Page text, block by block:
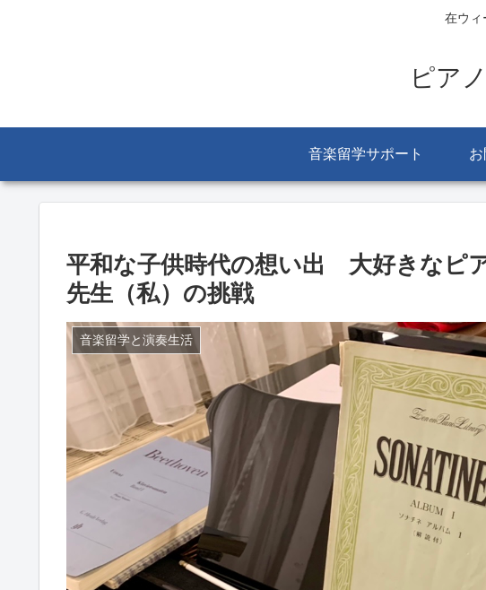
在ウィ
ピア
音楽留学サポート
平和な子供時代の想い出 大好きなピ
先生（私）の挑戦
音楽留学と演奏生活